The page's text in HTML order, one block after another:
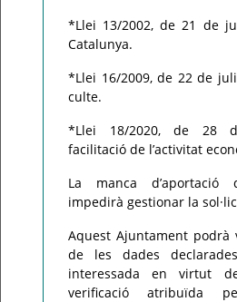
*Llei 13/2002, de 21 de
Catalunya.
*Llei 16/2009, de 22 de
culte.
*Llei 18/2020, de 28
facilitació de l’activitat
La manca d’aportació
impedirà gestionar la
Aquest Ajuntament podrà
de les dades
interessada en virtut
verificació atribuïda